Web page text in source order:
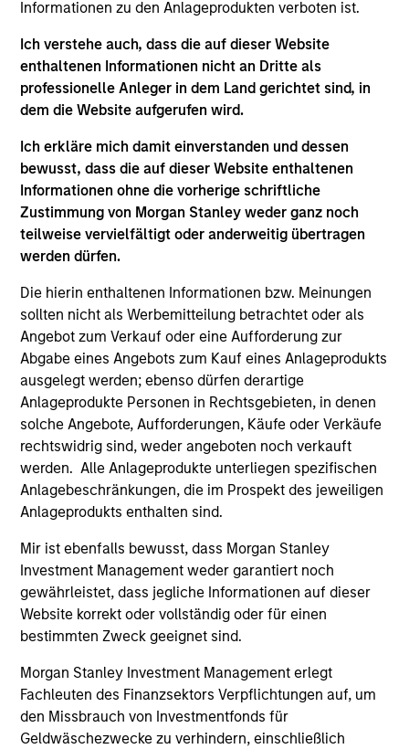
Informationen zu den Anlageprodukten verboten ist.
Ich verstehe auch, dass die auf dieser Website
enthaltenen Informationen nicht an Dritte als
professionelle Anleger in dem Land gerichtet sind, in
dem die Website aufgerufen wird.
Ich erkläre mich damit einverstanden und dessen
bewusst, dass die auf dieser Website enthaltenen
Informationen ohne die vorherige schriftliche
Zustimmung von Morgan Stanley weder ganz noch
teilweise vervielfältigt oder anderweitig übertragen
werden dürfen.
Die hierin enthaltenen Informationen bzw. Meinungen
sollten nicht als Werbemitteilung betrachtet oder als
Angebot zum Verkauf oder eine Aufforderung zur
Abgabe eines Angebots zum Kauf eines Anlageprodukts
ausgelegt werden; ebenso dürfen derartige
Anlageprodukte Personen in Rechtsgebieten, in denen
solche Angebote, Aufforderungen, Käufe oder Verkäufe
rechtswidrig sind, weder angeboten noch verkauft
werden. Alle Anlageprodukte unterliegen spezifischen
Anlagebeschränkungen, die im Prospekt des jeweiligen
Anlageprodukts enthalten sind.
Mir ist ebenfalls bewusst, dass Morgan Stanley
Investment Management weder garantiert noch
gewährleistet, dass jegliche Informationen auf dieser
Website korrekt oder vollständig oder für einen
bestimmten Zweck geeignet sind.
Morgan Stanley Investment Management erlegt
Fachleuten des Finanzsektors Verpflichtungen auf, um
den Missbrauch von Investmentfonds für
Geldwäschezwecke zu verhindern, einschließlich
im Hinblick auf disruptive Veränderungen,
Faktoren (auch bekannt als ESG-Faktoren).
Ertrag unterliegen Schwankungen. Zudem kann
nicht garantiert werden, dass der Fonds seine
Anlageziele erreicht.
Fondsangaben
Preise und Wertentwicklung
Die Wertentwicklung in der Vergangenheit ist kein
verlässlicher Indikator für die künftige
Wertentwicklung. Die Rendite kann infolge von
Währungsschwankungen steigen oder sinken. Alle
Performanceangaben werden auf Basis der
Nettoinventarwerte (NIW) berechnet. Alle
Performance- und Index-Daten stammen von
Morgan Stanley Investment
Management.Bitteklicken Sie hierfür weitere